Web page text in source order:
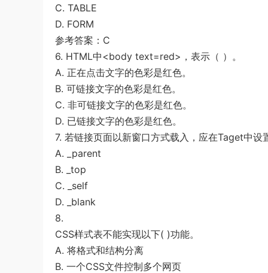
C. TABLE
D. FORM
参考答案：C
6. HTML中<body text=red>，表示（ ）。
A. 正在点击文字的色彩是红色。
B. 可链接文字的色彩是红色。
C. 非可链接文字的色彩是红色。
D. 已链接文字的色彩是红色。
7. 若链接页面以新窗口方式载入，应在Taget中设
A. _parent
B. _top
C. _self
D. _blank
8.
CSS样式表不能实现以下( )功能。
A. 将格式和结构分离
B. 一个CSS文件控制多个网页